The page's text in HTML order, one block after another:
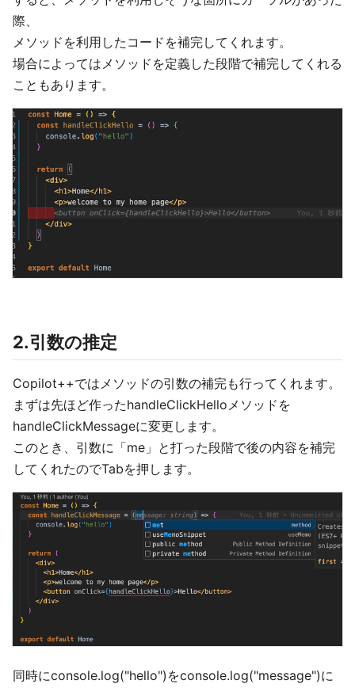
際、
メソッドを利用したコードを補完してくれます。
場合によってはメソッドを定義した段階で補完してくれる
こともあります。
2.引数の推定
Copilot++ではメソッドの引数の補完も行ってくれます。
まずは先ほど作ったhandleClickHelloメソッドを
handleClickMessageに変更します。
このとき、引数に「me」と打った段階で後の内容を補完
してくれたのでTabを押します。
同時にconsole.log("hello")をconsole.log("message")に